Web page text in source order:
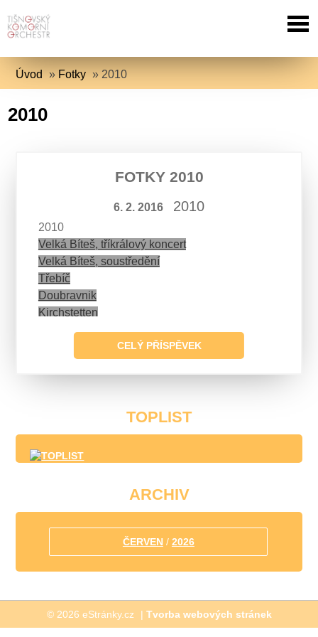
Úvod » Fotky » 2010
2010
FOTKY 2010
6. 2. 2016 2010
2010
Velká Bíteš, tříkrálový koncert
Velká Bíteš, soustředění
Třebíč
Doubravnik
Kirchstetten
Žďár nad Sázavou
Dolní Loučky, letní hraníCELÝ PŘÍSPĚVEK
TOPLIST
ARCHIV
ČERVEN/ 2026
© 2026 eStránky.cz | Tvorba webových stránek